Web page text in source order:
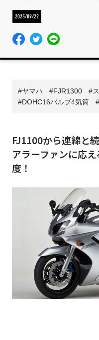
2025/09/22
ヤマハ FJR1300
DOHC16バルブ4気筒
FJ1100から連綿と
アラーファンに応
度！